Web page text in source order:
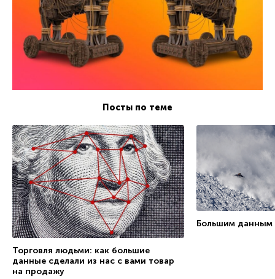
Посты по теме
Торговля людьми: как большие
данные сделали из нас с вами товар
на продажу
Большим данным